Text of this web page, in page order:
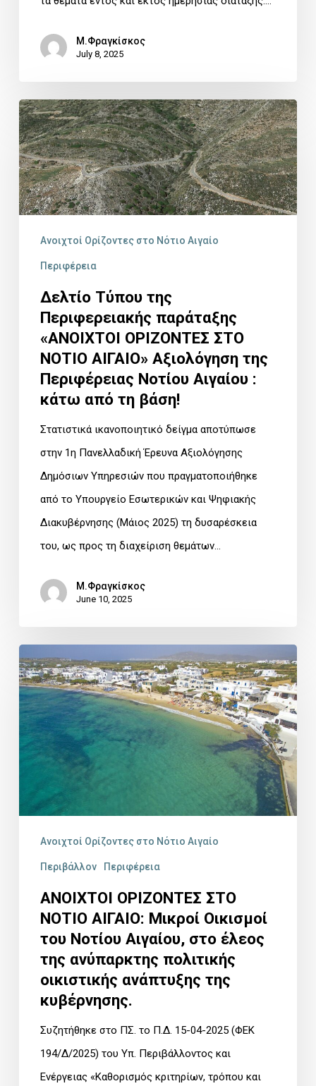
Μ.Φραγκίσκος
July 8, 2025
Δελτίο
Τύπου
της
Περιφερειακής
παράταξης
ΟΡΙΖΟΝΤΕΣ
ΝΟΤΙΟ
ΑΙΓΑΙΟ»
Αξιολόγηση
Περιφέρειας
Αιγαίου
κάτω
βάση!
Ανοιχτοί Ορίζοντες στο Νότιο Αιγαίο
Περιφέρεια
Δελτίο Τύπου της
Περιφερειακής παράταξης
«ΑΝΟΙΧΤΟΙ ΟΡΙΖΟΝΤΕΣ ΣΤΟ
ΝΟΤΙΟ ΑΙΓΑΙΟ» Αξιολόγηση της
Περιφέρειας Νοτίου Αιγαίου :
κάτω από τη βάση!
Στατιστικά ικανοποιητικό δείγμα αποτύπωσε
στην 1η Πανελλαδική Έρευνα Αξιολόγησης
Δημόσιων Υπηρεσιών που πραγματοποιήθηκε
από το Υπουργείο Εσωτερικών και Ψηφιακής
Διακυβέρνησης (Μάιος 2025) τη δυσαρέσκεια
του, ως προς τη διαχείριση θεμάτων…
Μ.Φραγκίσκος
June 10, 2025
ΑΝΟΙΧΤΟΙ
ΟΡΙΖΟΝΤΕΣ
ΣΤΟ
ΝΟΤΙΟ
ΑΙΓΑΙΟ:
Οικισμοί
του
Νοτίου
Αιγαίου,
έλεος
ανύπαρκτης
πολιτικής
οικιστικής
ανάπτυξης
κυβέρνησης.
Ανοιχτοί Ορίζοντες στο Νότιο Αιγαίο
Περιβάλλον Περιφέρεια
ΑΝΟΙΧΤΟΙ ΟΡΙΖΟΝΤΕΣ ΣΤΟ
ΝΟΤΙΟ ΑΙΓΑΙΟ: Μικροί Οικισμοί
του Νοτίου Αιγαίου, στο έλεος
της ανύπαρκτης πολιτικής
οικιστικής ανάπτυξης της
κυβέρνησης.
Συζητήθηκε στο ΠΣ. το Π.Δ. 15-04-2025 (ΦΕΚ
194/Δ/2025) του Υπ. Περιβάλλοντος και
Ενέργειας «Καθορισμός κριτηρίων, τρόπου και